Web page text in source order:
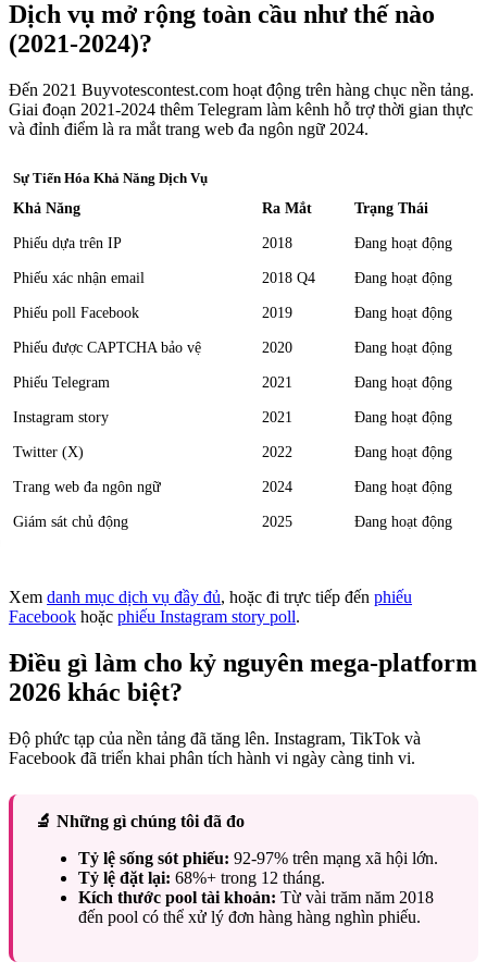
Dịch vụ mở rộng toàn cầu như thế nào
(2021-2024)?
Đến 2021 Buyvotescontest.com hoạt động trên hàng chục nền tảng.
Giai đoạn 2021-2024 thêm Telegram làm kênh hỗ trợ thời gian thực
và đỉnh điểm là ra mắt trang web đa ngôn ngữ 2024.
Sự Tiến Hóa Khả Năng Dịch Vụ
Khả Năng Ra Mắt Trạng Thái
Phiếu dựa trên IP 2018 Đang hoạt động
Phiếu xác nhận email 2018 Q4 Đang hoạt động
Phiếu poll Facebook 2019 Đang hoạt động
Phiếu được CAPTCHA bảo vệ 2020 Đang hoạt động
Phiếu Telegram 2021 Đang hoạt động
Instagram story 2021 Đang hoạt động
Twitter (X) 2022 Đang hoạt động
Trang web đa ngôn ngữ 2024 Đang hoạt động
Giám sát chủ động 2025 Đang hoạt động
Xem danh mục dịch vụ đầy đủ, hoặc đi trực tiếp đến phiếu
Facebook hoặc phiếu Instagram story poll.
Điều gì làm cho kỷ nguyên mega-platform
2026 khác biệt?
Độ phức tạp của nền tảng đã tăng lên. Instagram, TikTok và
Facebook đã triển khai phân tích hành vi ngày càng tinh vi.
🔬 Những gì chúng tôi đã đo
Tỷ lệ sống sót phiếu: 92-97% trên mạng xã hội lớn.
Tỷ lệ đặt lại: 68%+ trong 12 tháng.
Kích thước pool tài khoản: Từ vài trăm năm 2018
đến pool có thể xử lý đơn hàng hàng nghìn phiếu.